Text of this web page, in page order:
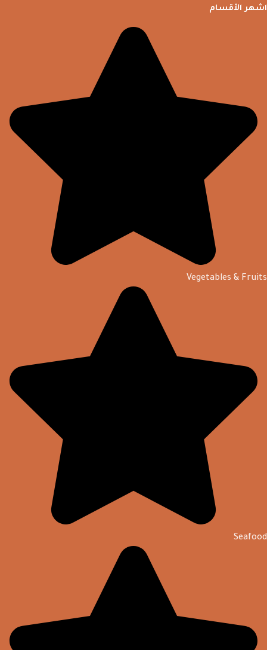
اشهر الأقسام
Vegetables & Fruits
Seafood